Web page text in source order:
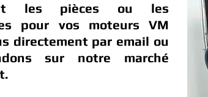
les pièces ou les
pour vos moteurs VM
directement par email ou
sur notre marché